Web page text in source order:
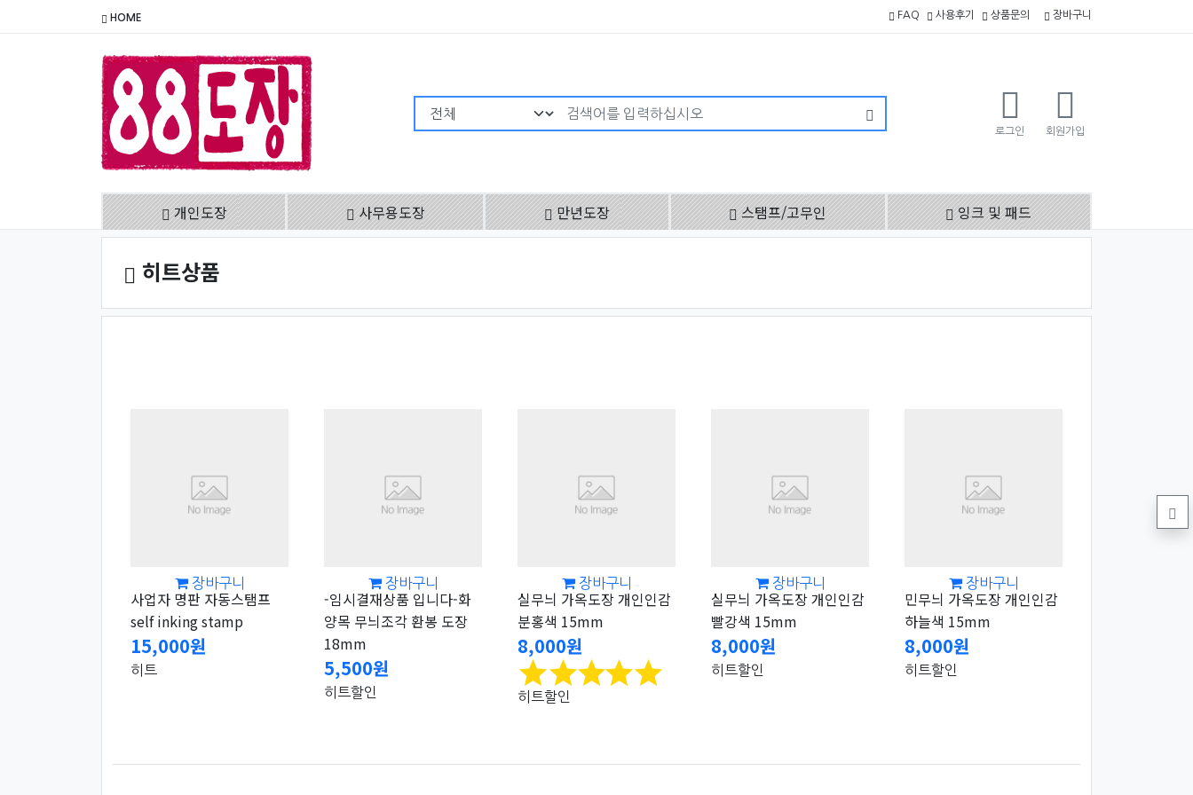
HOME FAQ 사용후기 상품문의 장바구니
검색어 필수
로그인 회원가입
개인도장 사무용도장 만년도장 스탬프/고무인 잉크 및 패드
히트상품
장바구니
사업자 명판 자동스탬프
self inking stamp
15,000원
히트
장바구니
-임시결재상품 입니다-화
양목 무늬조각 환봉 도장
18mm
5,500원
히트할인
장바구니
실무늬 가옥도장 개인인감
분홍색 15mm
8,000원
고객평점
히트할인
장바구니
실무늬 가옥도장 개인인감
빨강색 15mm
8,000원
히트할인
장바구니
민무늬 가옥도장 개인인감
하늘색 15mm
8,000원
히트할인